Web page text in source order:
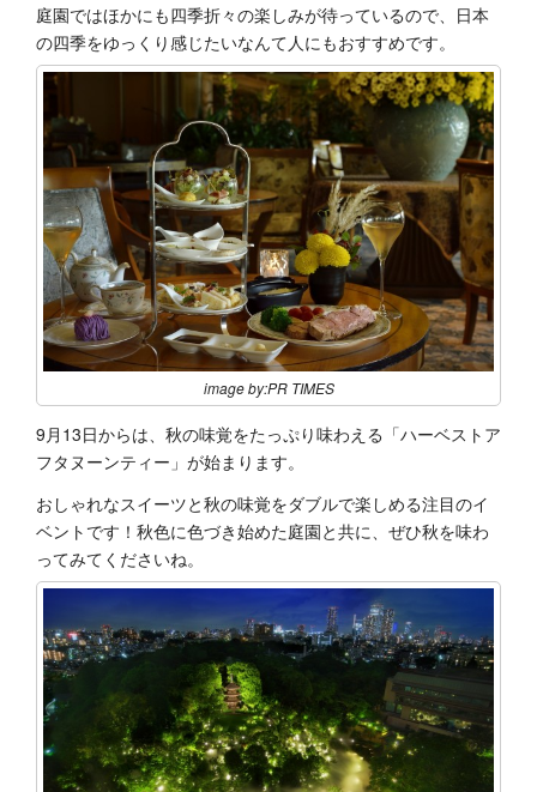
庭園ではほかにも四季折々の楽しみが待っているので、日本
の四季をゆっくり感じたいなんて人にもおすすめです。
image by:PR TIMES
9月13日からは、秋の味覚をたっぷり味わえる「ハーベストア
フタヌーンティー」が始まります。
おしゃれなスイーツと秋の味覚をダブルで楽しめる注目のイ
ベントです！秋色に色づき始めた庭園と共に、ぜひ秋を味わ
ってみてくださいね。